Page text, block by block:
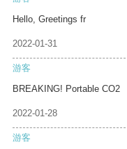
Hello, Greetings fr
2022-01-31
游客
BREAKING! Portable CO2
2022-01-28
游客